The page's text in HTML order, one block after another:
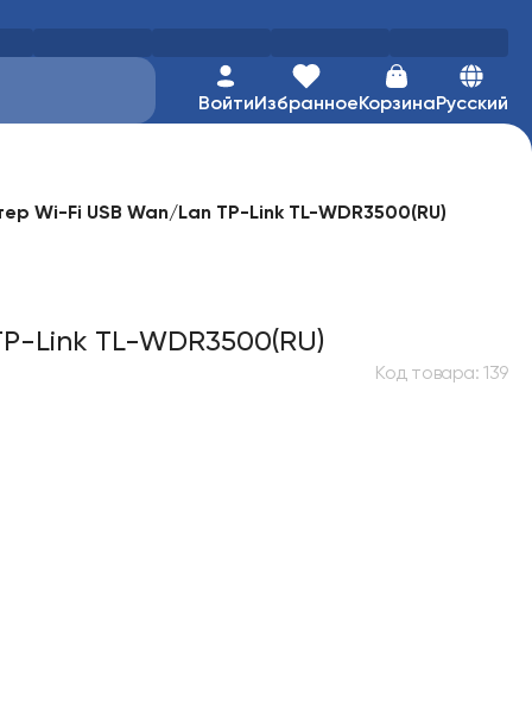
ВойтиИзбранноеКорзинаРусский
Wi-Fi USB Wan/Lan TP-Link TL-WDR3500(RU)
Link TL-WDR3500(RU)
Код товара:139